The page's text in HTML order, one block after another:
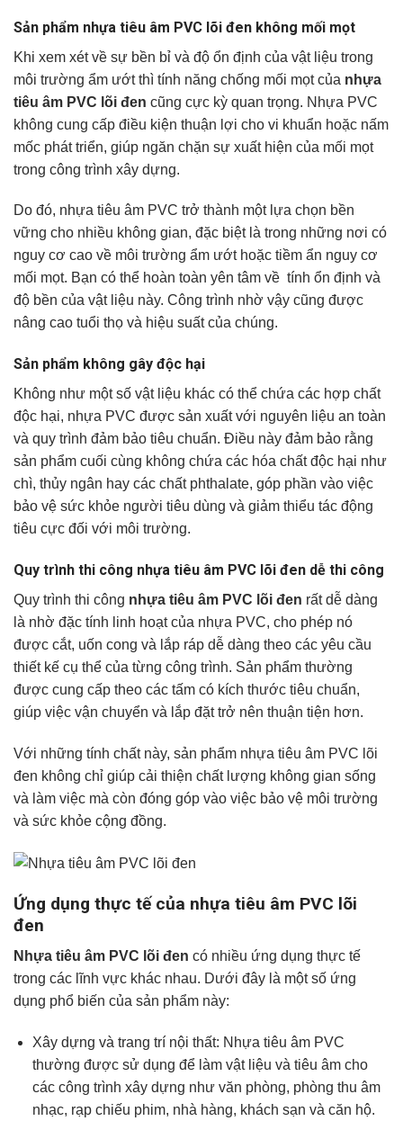
Sản phẩm nhựa tiêu âm PVC lõi đen không mối mọt
Khi xem xét về sự bền bỉ và độ ổn định của vật liệu trong
môi trường ẩm ướt thì tính năng chống mối mọt của nhựa
tiêu âm PVC lõi đen cũng cực kỳ quan trọng. Nhựa PVC
không cung cấp điều kiện thuận lợi cho vi khuẩn hoặc nấm
mốc phát triển, giúp ngăn chặn sự xuất hiện của mối mọt
trong công trình xây dựng.
Do đó, nhựa tiêu âm PVC trở thành một lựa chọn bền
vững cho nhiều không gian, đặc biệt là trong những nơi có
nguy cơ cao về môi trường ẩm ướt hoặc tiềm ẩn nguy cơ
mối mọt. Bạn có thể hoàn toàn yên tâm về tính ổn định và
độ bền của vật liệu này. Công trình nhờ vậy cũng được
nâng cao tuổi thọ và hiệu suất của chúng.
Sản phẩm không gây độc hại
Không như một số vật liệu khác có thể chứa các hợp chất
độc hại, nhựa PVC được sản xuất với nguyên liệu an toàn
và quy trình đảm bảo tiêu chuẩn. Điều này đảm bảo rằng
sản phẩm cuối cùng không chứa các hóa chất độc hại như
chì, thủy ngân hay các chất phthalate, góp phần vào việc
bảo vệ sức khỏe người tiêu dùng và giảm thiểu tác động
tiêu cực đối với môi trường.
Quy trình thi công nhựa tiêu âm PVC lõi đen dễ thi công
Quy trình thi công nhựa tiêu âm PVC lõi đen rất dễ dàng
là nhờ đặc tính linh hoạt của nhựa PVC, cho phép nó
được cắt, uốn cong và lắp ráp dễ dàng theo các yêu cầu
thiết kế cụ thể của từng công trình. Sản phẩm thường
được cung cấp theo các tấm có kích thước tiêu chuẩn,
giúp việc vận chuyển và lắp đặt trở nên thuận tiện hơn.
Với những tính chất này, sản phẩm nhựa tiêu âm PVC lõi
đen không chỉ giúp cải thiện chất lượng không gian sống
và làm việc mà còn đóng góp vào việc bảo vệ môi trường
và sức khỏe cộng đồng.
Ứng dụng thực tế của nhựa tiêu âm PVC lõi
đen
Nhựa tiêu âm PVC lõi đen có nhiều ứng dụng thực tế
trong các lĩnh vực khác nhau. Dưới đây là một số ứng
dụng phổ biến của sản phẩm này:
Xây dựng và trang trí nội thất: Nhựa tiêu âm PVC
thường được sử dụng để làm vật liệu và tiêu âm cho
các công trình xây dựng như văn phòng, phòng thu âm
nhạc, rạp chiếu phim, nhà hàng, khách sạn và căn hộ.